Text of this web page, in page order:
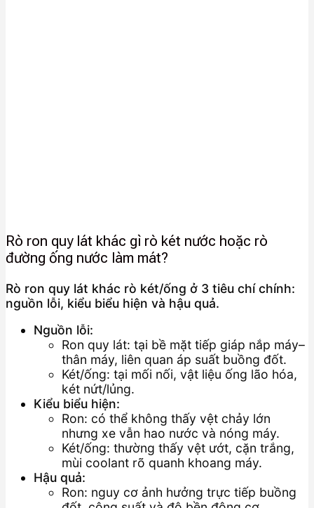
Rò ron quy lát khác gì rò két nước hoặc rò
đường ống nước làm mát?
Rò ron quy lát khác rò két/ống ở 3 tiêu chí chính:
nguồn lỗi, kiểu biểu hiện và hậu quả.
Nguồn lỗi:
Ron quy lát: tại bề mặt tiếp giáp nắp máy–
thân máy, liên quan áp suất buồng đốt.
Két/ống: tại mối nối, vật liệu ống lão hóa,
két nứt/lủng.
Kiểu biểu hiện:
Ron: có thể không thấy vệt chảy lớn
nhưng xe vẫn hao nước và nóng máy.
Két/ống: thường thấy vệt ướt, cặn trắng,
mùi coolant rõ quanh khoang máy.
Hậu quả:
Ron: nguy cơ ảnh hưởng trực tiếp buồng